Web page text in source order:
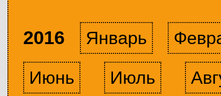
2016 Январь
Июнь
Июль